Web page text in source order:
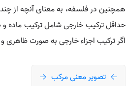
همچنین در فلسفه، به معنای آنچه از
حداقل ترکیب خارجی شامل ترکیب ماده
اگر ترکیب اجزاء خارجی به صورت ظاهری
تصویر معنی مرکب